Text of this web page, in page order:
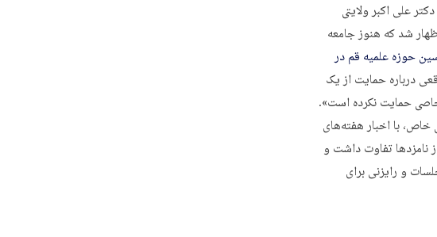
علی اکبر ولایتی
شد که هنوز جامعه
حوزه علمیه قم در
درباره حمایت از یک
حمایت نکرده است».
با اخبار هفته‌های
نامزدها تفاوت داشت و
و رایزنی برای